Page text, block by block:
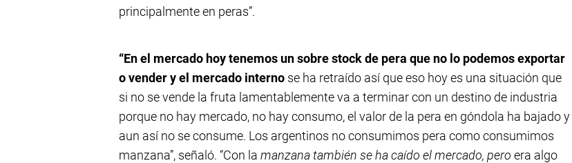
principalmente en peras”.
“En el mercado hoy tenemos un sobre stock de pera que no lo podemos exportar
o vender y el mercado interno se ha retraído así que eso hoy es una situación que
si no se vende la fruta lamentablemente va a terminar con un destino de industria
porque no hay mercado, no hay consumo, el valor de la pera en góndola ha bajado y
aun así no se consume. Los argentinos no consumimos pera como consumimos
manzana”, señaló. “Con la manzana también se ha caído el mercado, pero era algo